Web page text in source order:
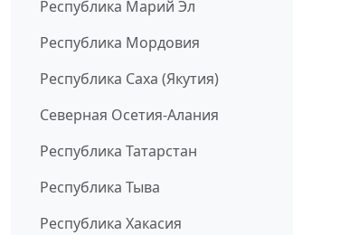
Республика Марий Эл
Республика Мордовия
Республика Саха (Якутия)
Северная Осетия-Алания
Республика Татарстан
Республика Тыва
Республика Хакасия